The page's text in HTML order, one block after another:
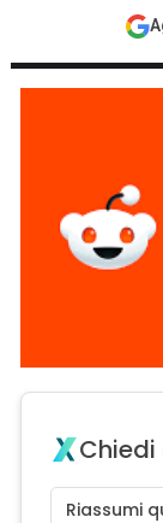
Chiedi
Riassumi